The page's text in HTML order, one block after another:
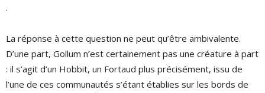
.
La réponse à cette question ne peut qu’être ambivalente.
D’une part, Gollum n’est certainement pas une créature à part
: il s’agit d’un Hobbit, un Fortaud plus précisément, issu de
l’une de ces communautés s’étant établies sur les bords de